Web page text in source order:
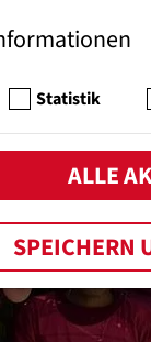
Statistik
ALLE
SPEICHERN